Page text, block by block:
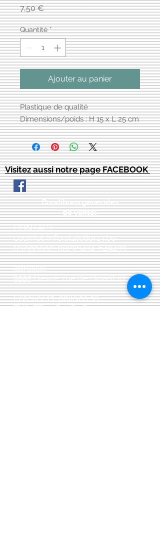
7,50 €Prix
Quantité *
Ajouter au panier
Plastique de qualité
Dimensions/poids : H 15 x L 25 cm
Visitez aussi notre page FACEBOOK
Conditions générales
de vente::
CONTACT:
courriel:info@latelier13.be
téléphone:00(32)474-649433
adresse:
5555 Bièvre, rue de Dinant 41
L'Atelier 13, phil&co srl
TVA: BE0461 089 894